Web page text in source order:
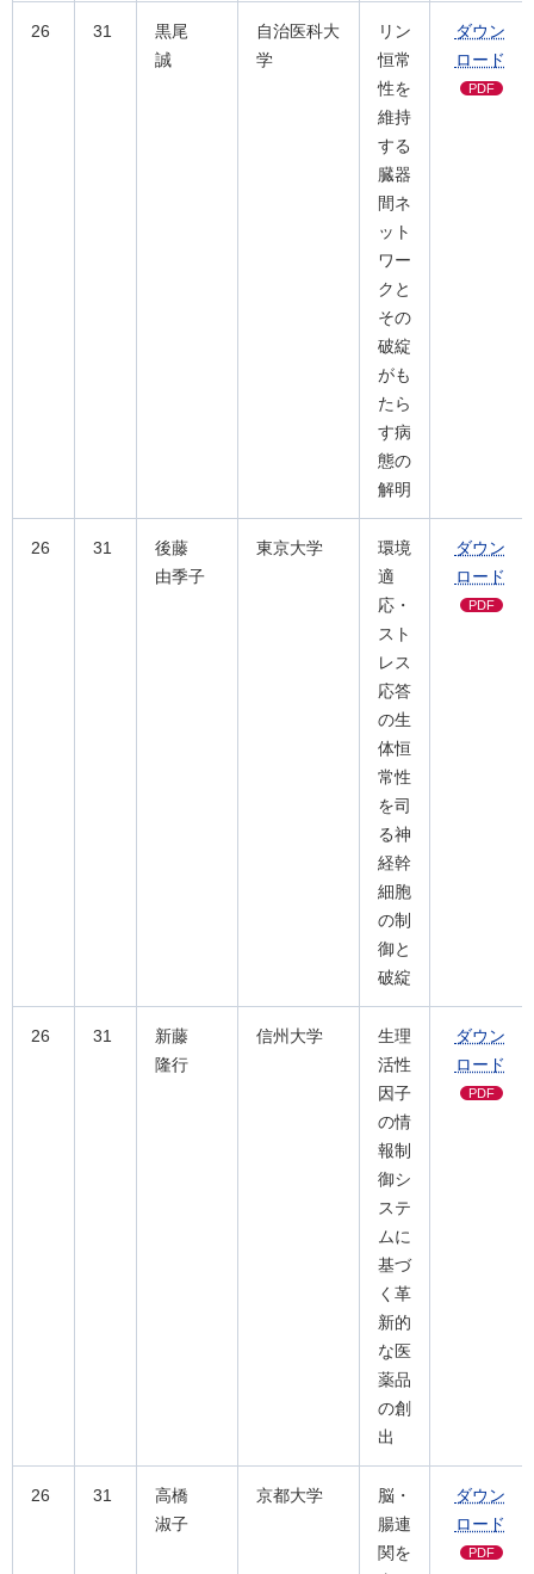
26 31
黒尾
誠
自治医科大
学
リン
恒常
性を
維持
する
臓器
間ネ
ット
ワー
クと
その
破綻
がも
たら
す病
態の
解明
ダウン
ロード
PDF
26 31
後藤
由季子
東京大学
環境
適
応・
スト
レス
応答
の生
体恒
常性
を司
る神
経幹
細胞
の制
御と
破綻
ダウン
ロード
PDF
26 31
新藤
隆行
信州大学
生理
活性
因子
の情
報制
御シ
ステ
ムに
基づ
く革
新的
な医
薬品
の創
出
ダウン
ロード
PDF
26 31
高橋
淑子
京都大学
脳・
腸連
関を
ダウン
ロード
PDF